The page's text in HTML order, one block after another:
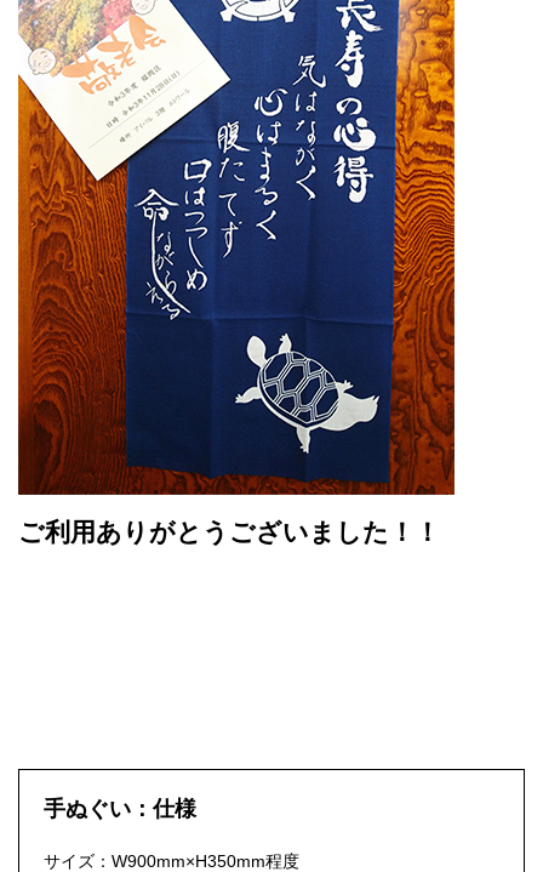
ご利用ありがとうございました！！
手ぬぐい：仕様
サイズ：W900mm×H350mm程度